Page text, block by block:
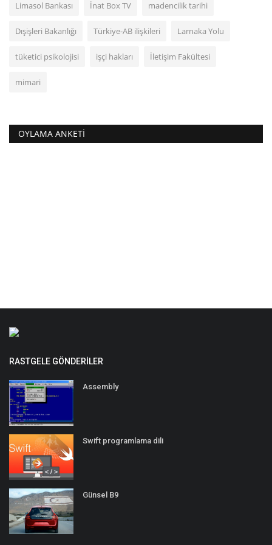
Limasol Bankası İnat Box TV madencilik tarihi
Dışişleri Bakanlığı Türkiye-AB ilişkileri Larnaka Yolu
tüketici psikolojisi işçi hakları İletişim Fakültesi
mimari
OYLAMA ANKETI
RASTGELE GÖNDERILER
Assembly
Swift programlama dili
Günsel B9